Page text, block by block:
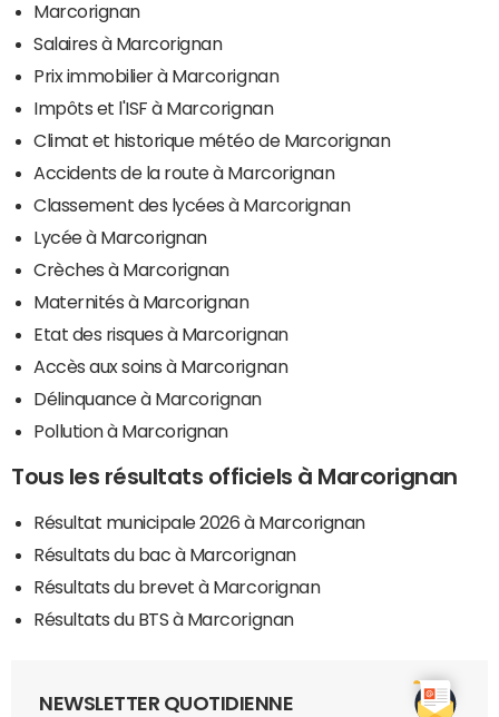
Marcorignan
Salaires à Marcorignan
Prix immobilier à Marcorignan
Impôts et l'ISF à Marcorignan
Climat et historique météo de Marcorignan
Accidents de la route à Marcorignan
Classement des lycées à Marcorignan
Lycée à Marcorignan
Crèches à Marcorignan
Maternités à Marcorignan
Etat des risques à Marcorignan
Accès aux soins à Marcorignan
Délinquance à Marcorignan
Pollution à Marcorignan
Tous les résultats officiels à Marcorignan
Résultat municipale 2026 à Marcorignan
Résultats du bac à Marcorignan
Résultats du brevet à Marcorignan
Résultats du BTS à Marcorignan
NEWSLETTER QUOTIDIENNE